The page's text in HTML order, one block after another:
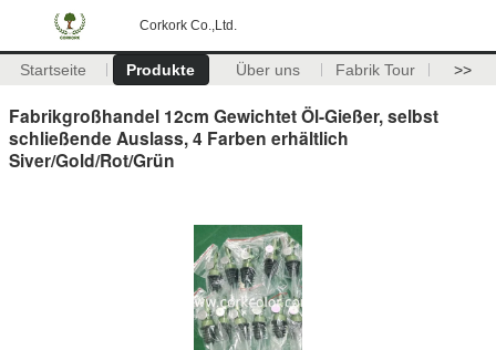
Corkork Co.,Ltd.
Startseite Produkte Über uns Fabrik Tour >>
Fabrikgroßhandel 12cm Gewichtet Öl-Gießer, selbst
schließende Auslass, 4 Farben erhältlich
Siver/Gold/Rot/Grün